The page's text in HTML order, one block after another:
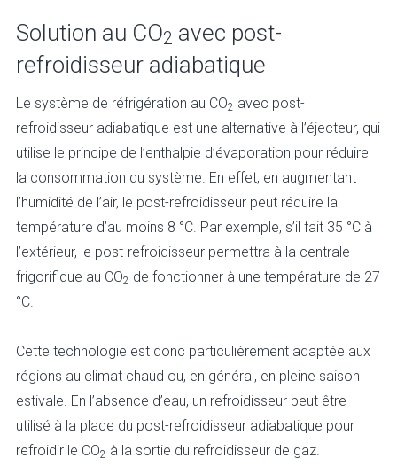
Solution au CO2 avec post-
refroidisseur adiabatique
Le système de réfrigération au CO2 avec post-
refroidisseur adiabatique est une alternative à l’éjecteur, qui
utilise le principe de l’enthalpie d’évaporation pour réduire
la consommation du système. En effet, en augmentant
l’humidité de l’air, le post-refroidisseur peut réduire la
température d’au moins 8 °C. Par exemple, s’il fait 35 °C à
l’extérieur, le post-refroidisseur permettra à la centrale
frigorifique au CO2 de fonctionner à une température de 27
°C.
Cette technologie est donc particulièrement adaptée aux
régions au climat chaud ou, en général, en pleine saison
estivale. En l’absence d’eau, un refroidisseur peut être
utilisé à la place du post-refroidisseur adiabatique pour
refroidir le CO2 à la sortie du refroidisseur de gaz.